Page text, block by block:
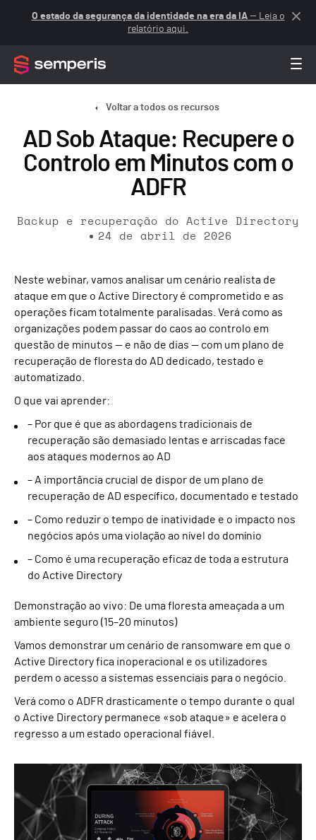
O estado da segurança da identidade na era da IA— Leia o
relatório aqui.
Voltar a todos os recursos
AD Sob Ataque: Recupere o
Controlo em Minutos com o
ADFR
Backup e recuperação do Active Directory
24 de abril de 2026
Neste webinar, vamos analisar um cenário realista de
ataque em que o Active Directory é comprometido e as
operações ficam totalmente paralisadas. Verá como as
organizações podem passar do caos ao controlo em
questão de minutos — e não de dias — com um plano de
recuperação de floresta do AD dedicado, testado e
automatizado.
O que vai aprender:
– Por que é que as abordagens tradicionais de
recuperação são demasiado lentas e arriscadas face
aos ataques modernos ao AD
– A importância crucial de dispor de um plano de
recuperação de AD específico, documentado e testado
– Como reduzir o tempo de inatividade e o impacto nos
negócios após uma violação ao nível do domínio
– Como é uma recuperação eficaz de toda a estrutura
do Active Directory
Demonstração ao vivo: De uma floresta ameaçada a um
ambiente seguro (15–20 minutos)
Vamos demonstrar um cenário de ransomware em que o
Active Directory fica inoperacional e os utilizadores
perdem o acesso a sistemas essenciais para o negócio.
Verá como o ADFR drasticamente o tempo durante o qual
o Active Directory permanece «sob ataque» e acelera o
regresso a um estado operacional fiável.